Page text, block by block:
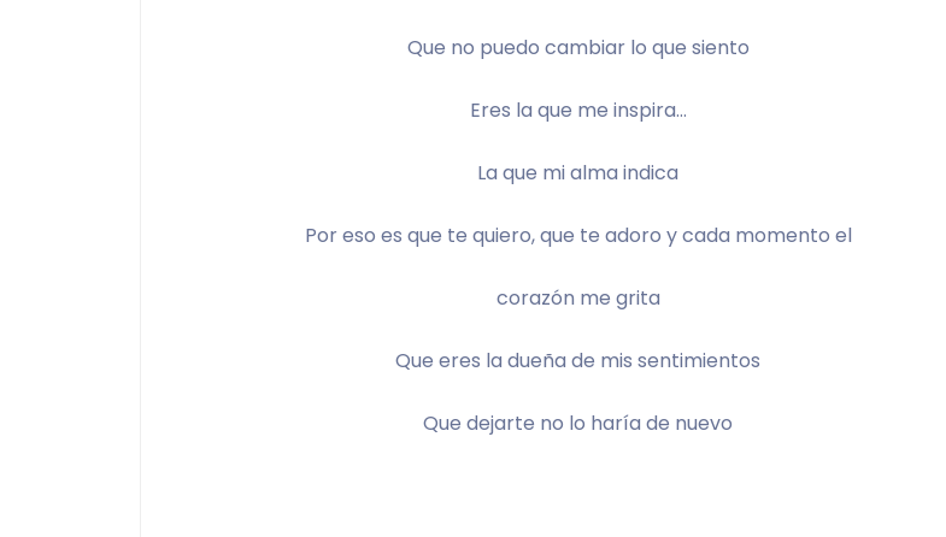
Que no puedo cambiar lo que siento
Eres la que me inspira…
La que mi alma indica
Por eso es que te quiero, que te adoro y cada momento el
corazón me grita
Que eres la dueña de mis sentimientos
Que dejarte no lo haría de nuevo